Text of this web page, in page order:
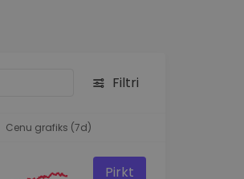
Filtri
Cenu grafiks (7d)
Pirkt